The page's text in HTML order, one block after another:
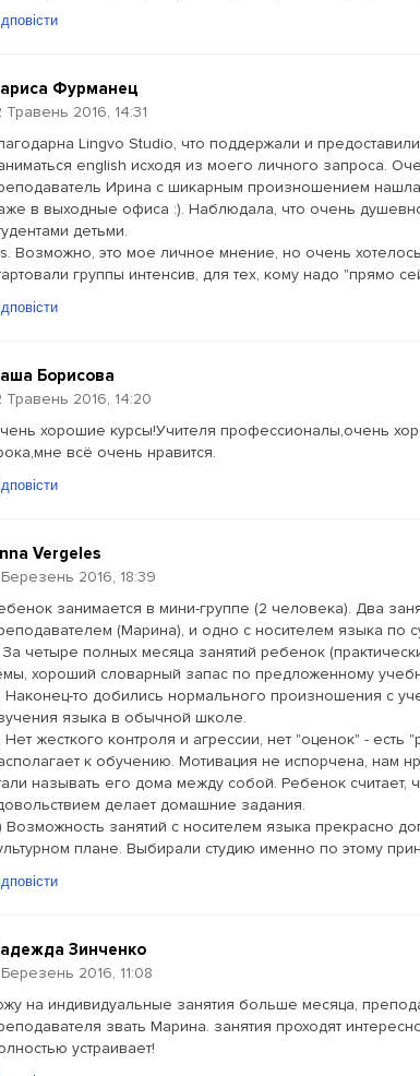
Фурманец
Травень 2016, 14:31
Lingvo Studio, что поддержали и
english исходя из моего личного запроса.
Ирина с шикарным произношением
в выходные офиса :). Наблюдала, что очень
детьми.
Возможно, это мое личное мнение, но очень
группы интенсив, для тех, кому надо "прямо
Борисова
Травень 2016, 14:20
хорошие курсы!Учителя профессионалы,очень
всё очень нравится.
Vergeles
2016, 18:39
занимается в мини-группе (2 человека). Два
(Марина), и одно с носителем языка по
За четыре полных месяца занятий ребенок
хороший словарный запас по предложенному
Наконец-то добились нормального произношения с
языка в обычной школе.
Нет жесткого контроля и агрессии, нет "оценок" - есть
к обучению. Мотивация не испорчена, нам
называть его дома между собой. Ребенок считает,
делает домашние задания.
Возможность занятий с носителем языка прекрасно
плане. Выбирали студию именно по этому
Зинченко
2016, 11:08
на индивидуальные занятия больше месяца,
звать Марина. занятия проходят
устраивает!